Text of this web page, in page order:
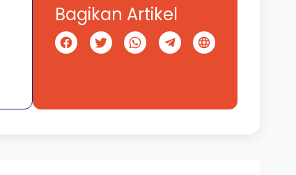
Bagikan Artikel